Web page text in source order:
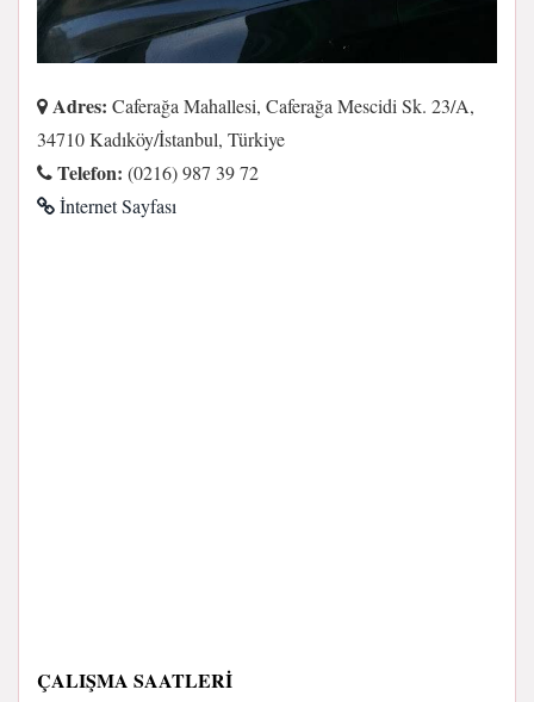
Adres: Caferağa Mahallesi, Caferağa Mescidi Sk. 23/A,
34710 Kadıköy/İstanbul, Türkiye
Telefon: (0216) 987 39 72
İnternet Sayfası
ÇALIŞMA SAATLERI